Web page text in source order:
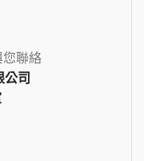
聯絡
公司